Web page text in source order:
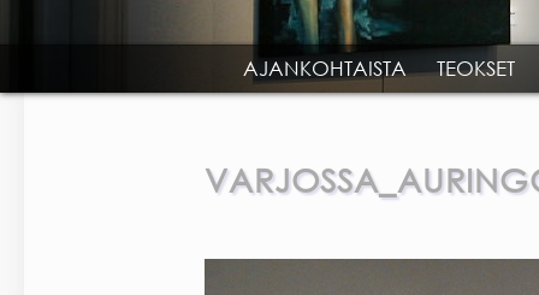
MAIN MENU
AJANKOHTAISTA TEOKSET